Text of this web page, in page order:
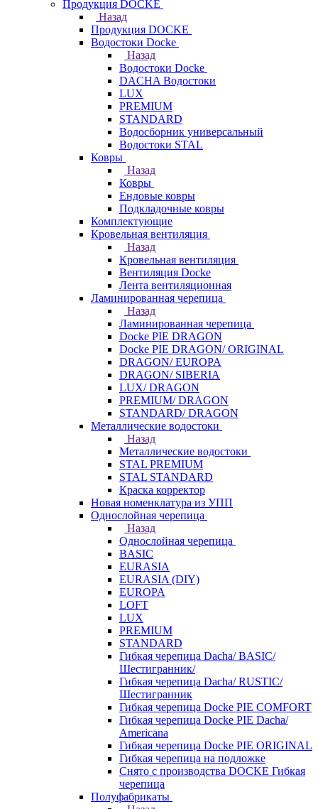
Продукция DOCKE
Назад
Продукция DOCKE
Водостоки Docke
Назад
Водостоки Docke
DACHA Водостоки
LUX
PREMIUM
STANDARD
Водосборник универсальный
Водостоки STAL
Ковры
Назад
Ковры
Ендовые ковры
Подкладочные ковры
Комплектующие
Кровельная вентиляция
Назад
Кровельная вентиляция
Вентиляция Docke
Лента вентиляционная
Ламинированная черепица
Назад
Ламинированная черепица
Docke PIE DRAGON
Docke PIE DRAGON/ ORIGINAL
DRAGON/ EUROPA
DRAGON/ SIBERIA
LUX/ DRAGON
PREMIUM/ DRAGON
STANDARD/ DRAGON
Металлические водостоки
Назад
Металлические водостоки
STAL PREMIUM
STAL STANDARD
Краска корректор
Новая номенклатура из УПП
Однослойная черепица
Назад
Однослойная черепица
BASIC
EURASIA
EURASIA (DIY)
EUROPA
LOFT
LUX
PREMIUM
STANDARD
Гибкая черепица Dacha/ BASIC/
Шестигранник/
Гибкая черепица Dacha/ RUSTIC/
Шестигранник
Гибкая черепица Docke PIE COMFORT
Гибкая черепица Docke PIE Dacha/
Americana
Гибкая черепица Docke PIE ОRIGINАL
Гибкая черепица на подложке
Снято с производства DOCKE Гибкая
черепица
Полуфабрикаты